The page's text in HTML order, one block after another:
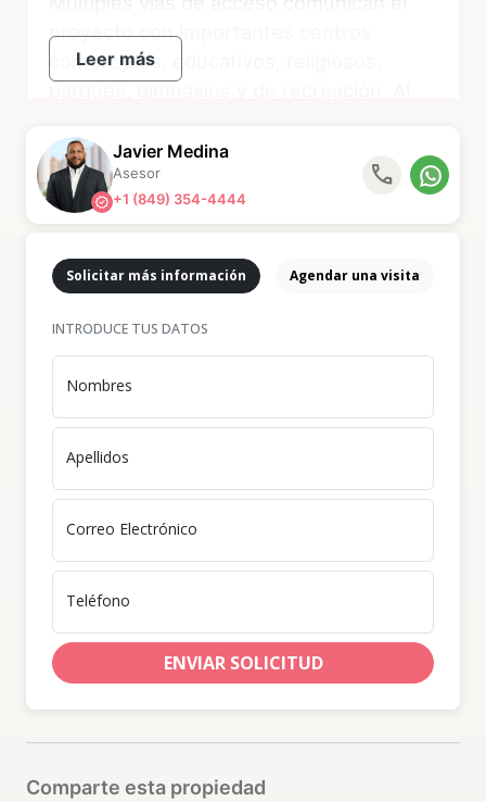
proyecto con importantes centros
comerciales, educativos, religiosos,
farallón, las vistas ininterrumpidas al mar
y la ciudad te cautivarán, y las mismas
nunca podrán ser obstruidas, por lo cual
siempre será la ciudad.
•Localizado en la misma Ave. Bolívar, con
acceso a todas sus atracciones y
amenidades.
•Dos y tres parqueos por apartamento:
•Dos ascensores de última generación.
•Amplio lobby en mármol. Diseñado,
climatizado y decorado
profesionalmente.
vista al mar y la ciudad.
Leer más
verified
Javier Medina
Asesor
+1 (849) 354-4444
phone
Solicitar más información Agendar una visita
INTRODUCE TUS DATOS
Nombres
Apellidos
Correo Electrónico
Teléfono
ENVIAR SOLICITUD
Comparte esta propiedad